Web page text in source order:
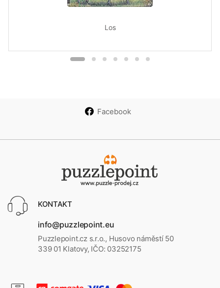
Los
Facebook
KONTAKT
info@puzzlepoint.eu
Puzzlepoint.cz s.r.o., Husovo náměstí 50
339 01 Klatovy, IČO: 03252175